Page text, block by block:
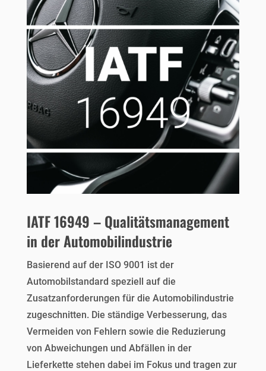
IATF 16949 – Qualitätsmanagement
in der Automobilindustrie
Basierend auf der ISO 9001 ist der
Automobilstandard speziell auf die
Zusatzanforderungen für die Automobilindustrie
zugeschnitten. Die ständige Verbesserung, das
Vermeiden von Fehlern sowie die Reduzierung
von Abweichungen und Abfällen in der
Lieferkette stehen dabei im Fokus und tragen zur